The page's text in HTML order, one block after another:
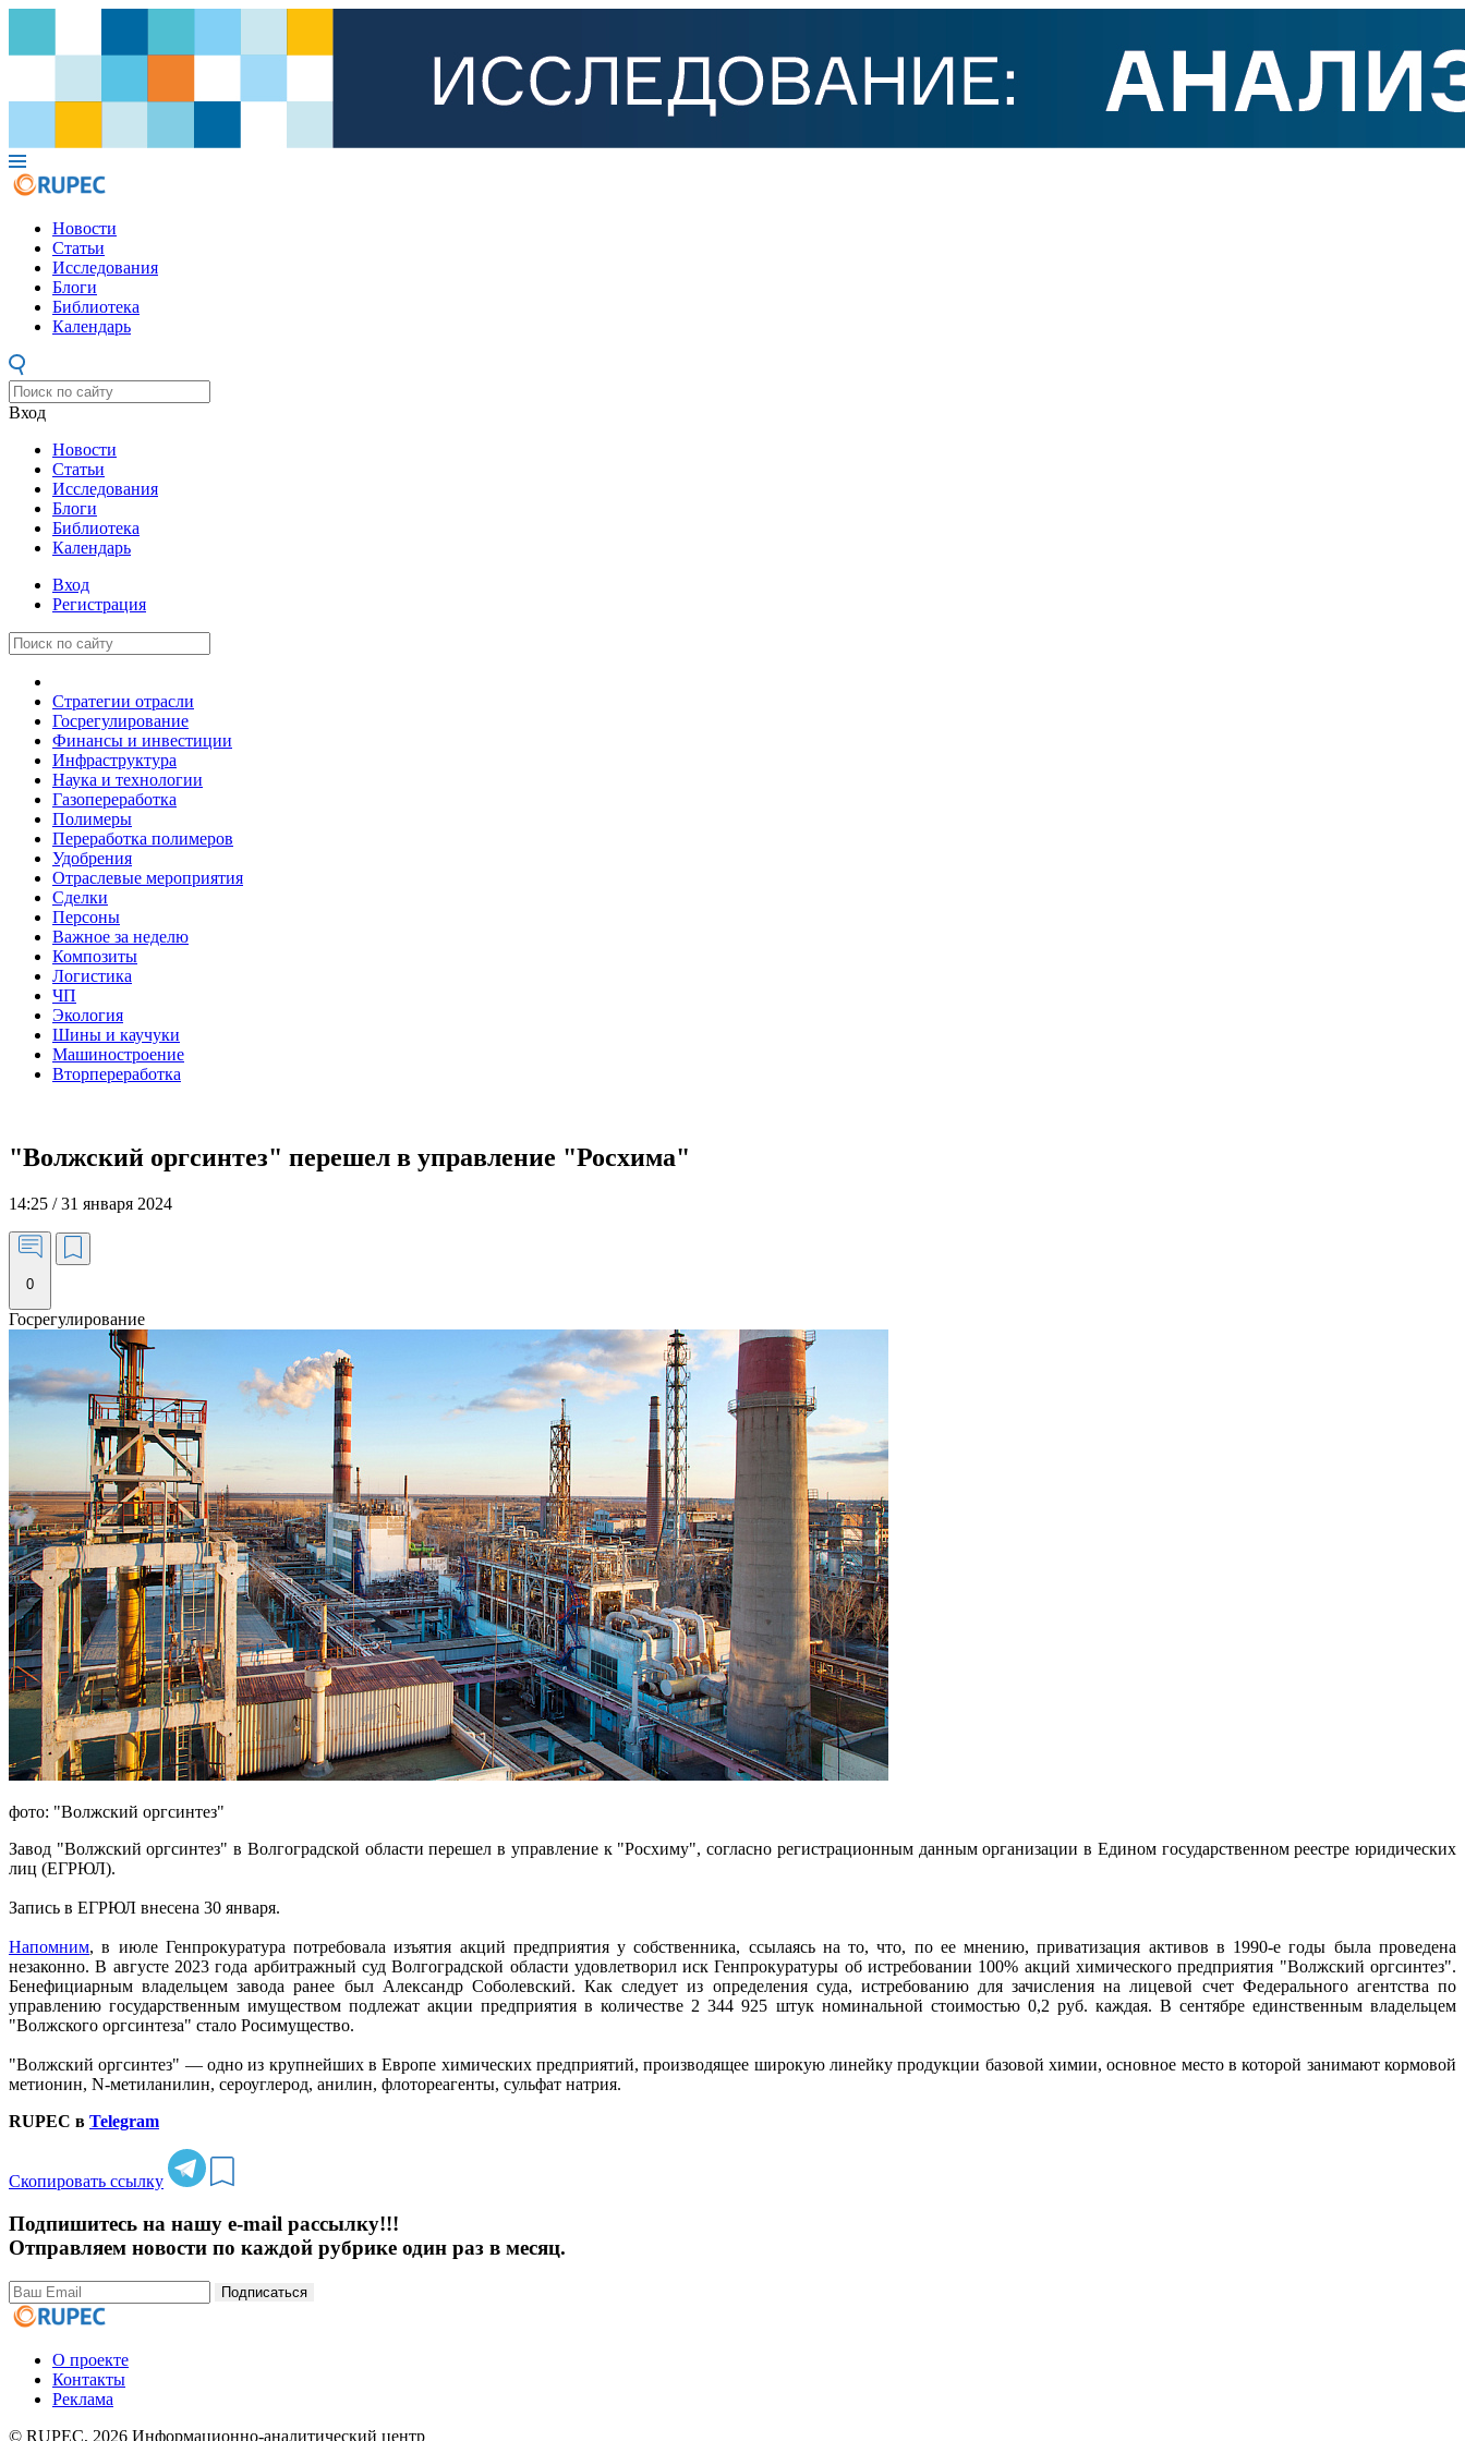
Новости
Статьи
Исследования
Блоги
Библиотека
Календарь
Вход
Новости
Статьи
Исследования
Блоги
Библиотека
Календарь
Вход
Регистрация
Стратегии отрасли
Госрегулирование
Финансы и инвестиции
Инфраструктура
Наука и технологии
Газопереработка
Полимеры
Переработка полимеров
Удобрения
Отраслевые мероприятия
Сделки
Персоны
Важное за неделю
Композиты
Логистика
ЧП
Экология
Шины и каучуки
Машиностроение
Вторпереработка
"Волжский оргсинтез" перешел в управление "Росхима"
14:25 / 31 января 2024
0
фото: "Волжский оргсинтез"
Завод "Волжский оргсинтез" в Волгоградской области перешел в управление к "Росхиму", согласно регистрационным данным организации в Едином государственном реестре юридических
лиц (ЕГРЮЛ).
Запись в ЕГРЮЛ внесена 30 января.
Напомним, в июле Генпрокуратура потребовала изъятия акций предприятия у собственника, ссылаясь на то, что, по ее мнению, приватизация активов в 1990-е годы была проведена
незаконно. В августе 2023 года арбитражный суд Волгоградской области удовлетворил иск Генпрокуратуры об истребовании 100% акций химического предприятия "Волжский оргсинтез".
Бенефициарным владельцем завода ранее был Александр Соболевский. Как следует из определения суда, истребованию для зачисления на лицевой счет Федерального агентства по
управлению государственным имуществом подлежат акции предприятия в количестве 2 344 925 штук номинальной стоимостью 0,2 руб. каждая. В сентябре единственным владельцем
"Волжского оргсинтеза" стало Росимущество.
"Волжский оргсинтез" — одно из крупнейших в Европе химических предприятий, производящее широкую линейку продукции базовой химии, основное место в которой занимают кормовой
метионин, N-метиланилин, сероуглерод, анилин, флотореагенты, сульфат натрия.
RUPEC в Telegram
Скопировать ссылку
Подпишитесь на нашу e-mail рассылку!!!
Отправляем новости по каждой рубрике один раз в месяц.
Подписаться
О проекте
Контакты
Реклама
© RUPEC, 2026 Информационно-аналитический центр